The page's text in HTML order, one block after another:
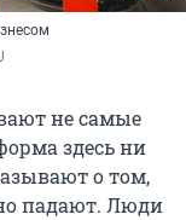
не самые
здесь ни
о том,
падают. Люди